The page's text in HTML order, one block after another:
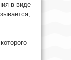
в виде